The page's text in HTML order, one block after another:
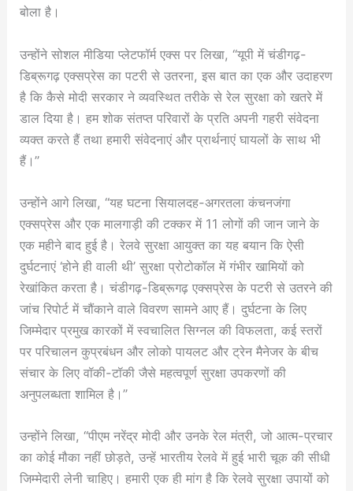
बोला है।
उन्होंने सोशल मीडिया प्लेटफॉर्म एक्स पर लिखा, “यूपी में चंडीगढ़-
डिब्रूगढ़ एक्सप्रेस का पटरी से उतरना, इस बात का एक और उदाहरण
है कि कैसे मोदी सरकार ने व्यवस्थित तरीके से रेल सुरक्षा को खतरे में
डाल दिया है। हम शोक संतप्त परिवारों के प्रति अपनी गहरी संवेदना
व्यक्त करते हैं तथा हमारी संवेदनाएं और प्रार्थनाएं घायलों के साथ भी
हैं।”
उन्होंने आगे लिखा, “यह घटना सियालदह-अगरतला कंचनजंगा
एक्सप्रेस और एक मालगाड़ी की टक्कर में 11 लोगों की जान जाने के
एक महीने बाद हुई है। रेलवे सुरक्षा आयुक्त का यह बयान कि ऐसी
दुर्घटनाएं ‘होने ही वाली थी’ सुरक्षा प्रोटोकॉल में गंभीर खामियों को
रेखांकित करता है। चंडीगढ़-डिब्रूगढ़ एक्सप्रेस के पटरी से उतरने की
जांच रिपोर्ट में चौंकाने वाले विवरण सामने आए हैं। दुर्घटना के लिए
जिम्मेदार प्रमुख कारकों में स्वचालित सिग्नल की विफलता, कई स्तरों
पर परिचालन कुप्रबंधन और लोको पायलट और ट्रेन मैनेजर के बीच
संचार के लिए वॉकी-टॉकी जैसे महत्वपूर्ण सुरक्षा उपकरणों की
अनुपलब्धता शामिल है।”
उन्होंने लिखा, “पीएम नरेंद्र मोदी और उनके रेल मंत्री, जो आत्म-प्रचार
का कोई मौका नहीं छोड़ते, उन्हें भारतीय रेलवे में हुई भारी चूक की सीधी
जिम्मेदारी लेनी चाहिए। हमारी एक ही मांग है कि रेलवे सुरक्षा उपायों को